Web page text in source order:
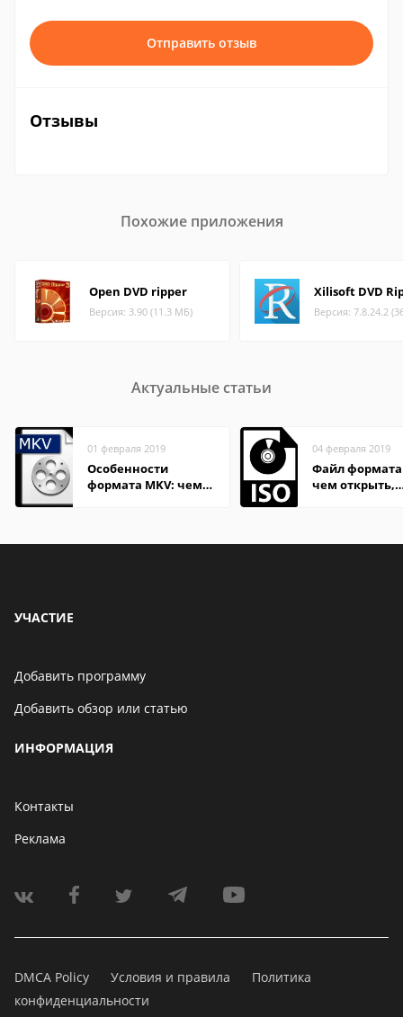
Отправить отзыв
Отзывы
Похожие приложения
Open DVD ripper
Версия: 3.90 (11.3 МБ)
Xilisoft DVD
Версия: 7.8.24.2
Актуальные статьи
01 февраля 2019
Особенности
формата MKV: чем
04 февраля 2019
Файл формата
чем открыть,
УЧАСТИЕ
Добавить программу
Добавить обзор или статью
ИНФОРМАЦИЯ
Контакты
Реклама
DMCA Policy Условия и правила
Политика
конфиденциальности